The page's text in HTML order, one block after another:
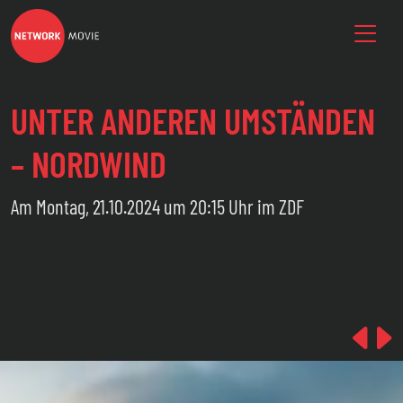
UNTER ANDEREN UMSTÄNDEN
– NORDWIND
Am Montag, 21.10.2024 um 20:15 Uhr im ZDF